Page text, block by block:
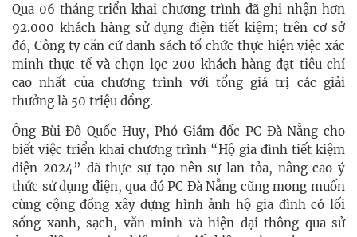
Qua 06 tháng triển khai chương trình đã ghi nhận hơn
92.000 khách hàng sử dụng điện tiết kiệm; trên cơ sở
đó, Công ty căn cứ danh sách tổ chức thực hiện việc xác
minh thực tế và chọn lọc 200 khách hàng đạt tiêu chí
cao nhất của chương trình với tổng giá trị các giải
thưởng là 50 triệu đồng.
Ông Bùi Đỗ Quốc Huy, Phó Giám đốc PC Đà Nẵng cho
biết việc triển khai chương trình “Hộ gia đình tiết kiệm
điện 2024” đã thực sự tạo nên sự lan tỏa, nâng cao ý
thức sử dụng điện, qua đó PC Đà Nẵng cũng mong muốn
cùng cộng đồng xây dựng hình ảnh hộ gia đình có lối
sống xanh, sạch, văn minh và hiện đại thông qua sử